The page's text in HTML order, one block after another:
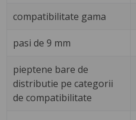
compatibilitate gama
pasi de 9 mm
pieptene bare de
distributie pe categorii
de compatibilitate